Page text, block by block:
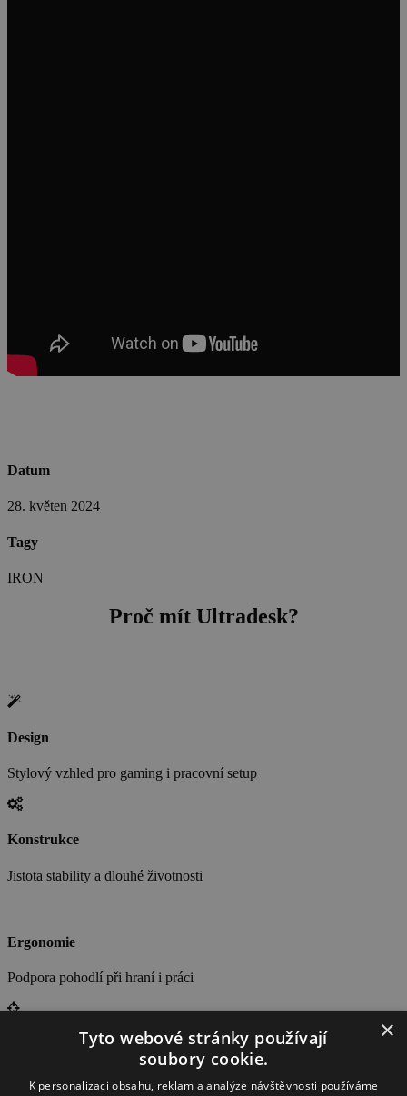
Datum
28. květen 2024
Tagy
IRON
Proč mít Ultradesk?
Design
Stylový vzhled pro gaming i pracovní setup
Konstrukce
Jistota stability a dlouhé životnosti
Ergonomie
Podpora pohodlí při hraní i práci
Promyšlené a praktické příslušenství
×
Tyto webové stránky používají
soubory cookie.
K personalizaci obsahu, reklam a analýze návštěvnosti používáme